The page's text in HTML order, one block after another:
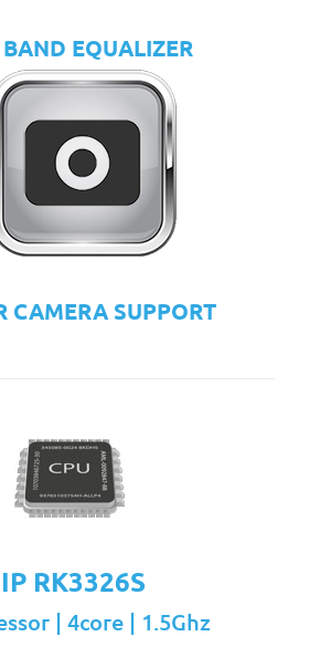
EQUALIZER
CAMERA SUPPORT
RK3326S
| 4core | 1.5Ghz